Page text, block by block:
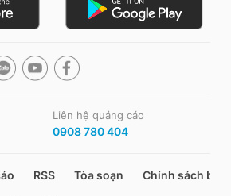
Liên hệ quảng cáo
0908 780 404
RSS Tòa soạn Chính sách bảo